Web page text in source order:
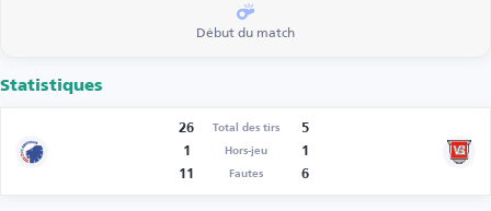
Début du match
Statistiques
26 Total des tirs
5
1
Hors-jeu
1
11
Fautes 6